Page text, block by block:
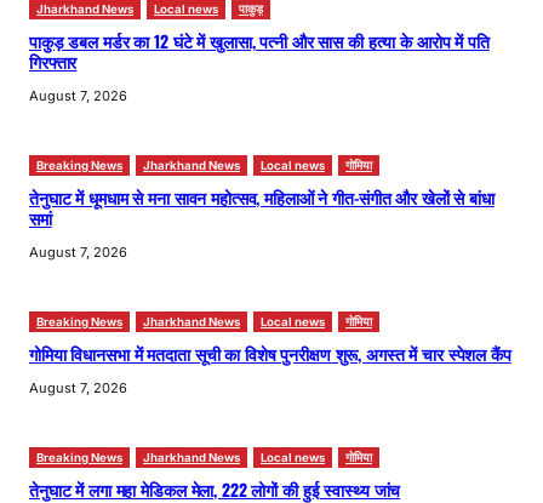
Jharkhand News Local news पाकुड़
पाकुड़ डबल मर्डर का 12 घंटे में खुलासा, पत्नी और सास की हत्या के आरोप में पति
गिरफ्तार
August 7, 2026
Breaking News Jharkhand News Local news गोमिया
तेनुघाट में धूमधाम से मना सावन महोत्सव, महिलाओं ने गीत-संगीत और खेलों से बांधा
समां
August 7, 2026
Breaking News Jharkhand News Local news गोमिया
गोमिया विधानसभा में मतदाता सूची का विशेष पुनरीक्षण शुरू, अगस्त में चार स्पेशल कैंप
August 7, 2026
Breaking News Jharkhand News Local news गोमिया
तेनुघाट में लगा महा मेडिकल मेला, 222 लोगों की हुई स्वास्थ्य जांच